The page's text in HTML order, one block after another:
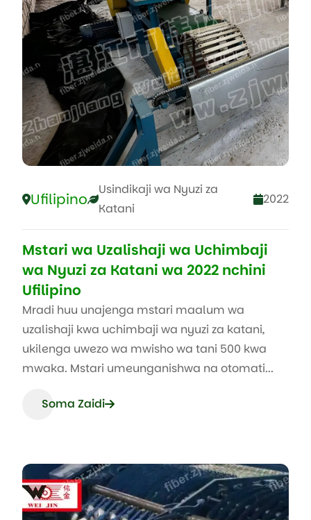
Ufilipino
Usindikaji wa Nyuzi za
Katani
2022
Mstari wa Uzalishaji wa Uchimbaji
wa Nyuzi za Katani wa 2022 nchini
Ufilipino
Mradi huu unajenga mstari maalum wa
uzalishaji kwa uchimbaji wa nyuzi za katani,
ukilenga uwezo wa mwisho wa tani 500 kwa
mwaka. Mstari umeunganishwa na otomati...
Soma Zaidi